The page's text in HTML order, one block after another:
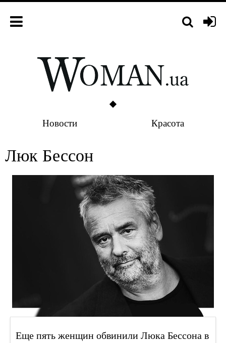
Новости Красота
Люк Бессон
Еще пять женщин обвинили Люка Бессона в